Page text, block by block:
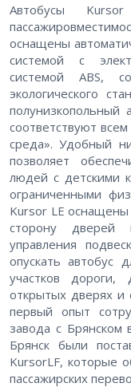
Автобусы
оснащены
системой с
системой ABS,
экологического
полунизкопольный
соответствуют
среда». Удобный
позволяет
людей с детскими
ограниченными
Kursor LE оснащены
сторону
управления
опускать автобус
участков дороги,
открытых дверях
первый опыт
завода с Брянском
Брянск были
KursorLF, которые
пассажирских